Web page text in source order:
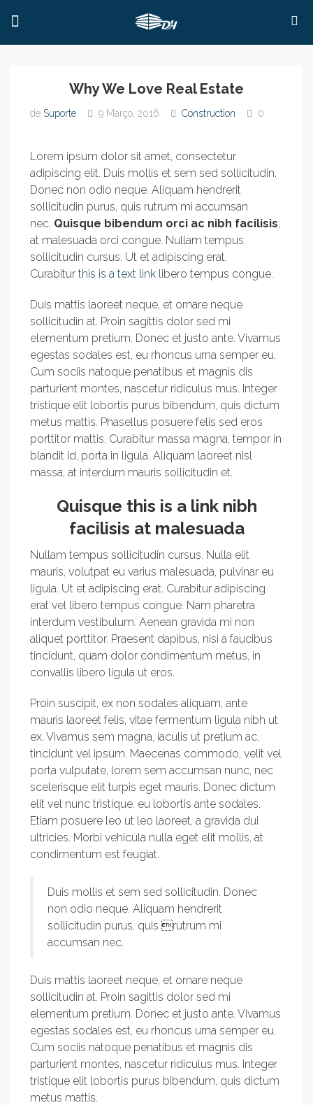
Why We Love Real Estate
de Suporte 9 Março, 2016 Construction 0
Lorem ipsum dolor sit amet, consectetur
adipiscing elit. Duis mollis et sem sed sollicitudin.
Donec non odio neque. Aliquam hendrerit
sollicitudin purus, quis rutrum mi accumsan
nec. Quisque bibendum orci ac nibh facilisis,
at malesuada orci congue. Nullam tempus
sollicitudin cursus. Ut et adipiscing erat.
Curabitur this is a text link libero tempus congue.
Duis mattis laoreet neque, et ornare neque
sollicitudin at. Proin sagittis dolor sed mi
elementum pretium. Donec et justo ante. Vivamus
egestas sodales est, eu rhoncus urna semper eu.
Cum sociis natoque penatibus et magnis dis
parturient montes, nascetur ridiculus mus. Integer
tristique elit lobortis purus bibendum, quis dictum
metus mattis. Phasellus posuere felis sed eros
porttitor mattis. Curabitur massa magna, tempor in
blandit id, porta in ligula. Aliquam laoreet nisl
massa, at interdum mauris sollicitudin et.
Quisque this is a link nibh
facilisis at malesuada
Nullam tempus sollicitudin cursus. Nulla elit
mauris, volutpat eu varius malesuada, pulvinar eu
ligula. Ut et adipiscing erat. Curabitur adipiscing
erat vel libero tempus congue. Nam pharetra
interdum vestibulum. Aenean gravida mi non
aliquet porttitor. Praesent dapibus, nisi a faucibus
tincidunt, quam dolor condimentum metus, in
convallis libero ligula ut eros.
Proin suscipit, ex non sodales aliquam, ante
mauris laoreet felis, vitae fermentum ligula nibh ut
ex. Vivamus sem magna, iaculis ut pretium ac,
tincidunt vel ipsum. Maecenas commodo, velit vel
porta vulputate, lorem sem accumsan nunc, nec
scelerisque elit turpis eget mauris. Donec dictum
elit vel nunc tristique, eu lobortis ante sodales.
Etiam posuere leo ut leo laoreet, a gravida dui
ultricies. Morbi vehicula nulla eget elit mollis, at
condimentum est feugiat.
Duis mollis et sem sed sollicitudin. Donec
non odio neque. Aliquam hendrerit
sollicitudin purus, quis rutrum mi
accumsan nec.
Duis mattis laoreet neque, et ornare neque
sollicitudin at. Proin sagittis dolor sed mi
elementum pretium. Donec et justo ante. Vivamus
egestas sodales est, eu rhoncus urna semper eu.
Cum sociis natoque penatibus et magnis dis
parturient montes, nascetur ridiculus mus. Integer
tristique elit lobortis purus bibendum, quis dictum
metus mattis.